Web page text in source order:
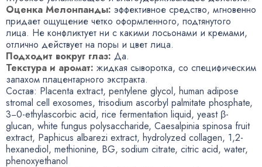
Оценка Мелонпанды: эффективное средство, мгновенно
придает ощущение четко оформленного, подтянутого
лица. Не конфликтует ни с какими лосьонами и кремами,
отлично действует на поры и цвет лица.
Подходит вокруг глаз: Да.
Текстура и аромат: жидкая сыворотка, со специфическим
запахом плацентарного экстракта.
Состав: Placenta extract, pentylene glycol, human adipose
stromal cell exosomes, trisodium ascorbyl palmitate phosphate,
3−0-ethylascorbic acid, rice fermentation liquid, yeast β-
glucan, white fungus polysaccharide, Caesalpinia spinosa fruit
extract, Paphicus albarezi extract, hydrolyzed collagen, 1,2-
hexanediol, methionine, BG, sodium citrate, citric acid, water,
phenoxyethanol